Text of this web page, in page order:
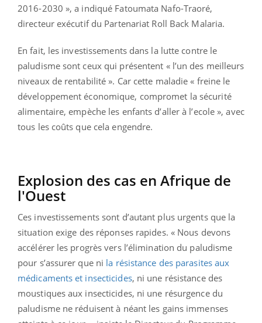
2016-2030 », a indiqué Fatoumata Nafo-Traoré,
directeur exécutif du Partenariat Roll Back Malaria.
En fait, les investissements dans la lutte contre le
paludisme sont ceux qui présentent « l’un des meilleurs
niveaux de rentabilité ». Car cette maladie « freine le
développement économique, compromet la sécurité
alimentaire, empèche les enfants d’aller à l’ecole », avec
tous les coûts que cela engendre.
Explosion des cas en Afrique de
l'Ouest
Ces investissements sont d’autant plus urgents que la
situation exige des réponses rapides. « Nous devons
accélérer les progrès vers l’élimination du paludisme
pour s’assurer que ni la résistance des parasites aux
médicaments et insecticides, ni une résistance des
moustiques aux insecticides, ni une résurgence du
paludisme ne réduisent à néant les gains immenses